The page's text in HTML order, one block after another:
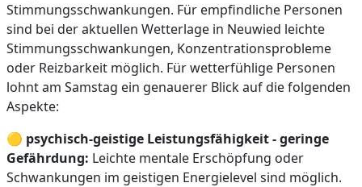
Stimmungsschwankungen. Für empfindliche Personen
sind bei der aktuellen Wetterlage in Neuwied leichte
Stimmungsschwankungen, Konzentrationsprobleme
oder Reizbarkeit möglich. Für wetterfühlige Personen
lohnt am Samstag ein genauerer Blick auf die folgenden
Aspekte:
🟡 psychisch-geistige Leistungsfähigkeit - geringe
Gefährdung: Leichte mentale Erschöpfung oder
Schwankungen im geistigen Energielevel sind möglich.